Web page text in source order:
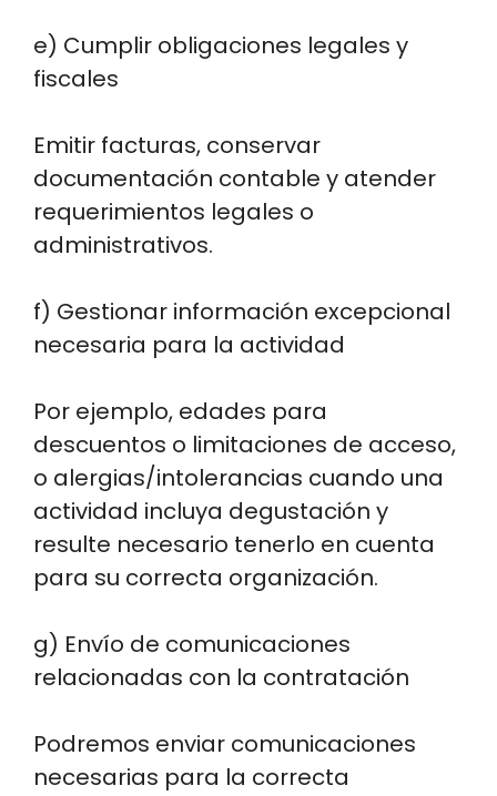
e) Cumplir obligaciones legales y
fiscales
Emitir facturas, conservar
documentación contable y atender
requerimientos legales o
administrativos.
f) Gestionar información excepcional
necesaria para la actividad
Por ejemplo, edades para
descuentos o limitaciones de acceso,
o alergias/intolerancias cuando una
actividad incluya degustación y
resulte necesario tenerlo en cuenta
para su correcta organización.
g) Envío de comunicaciones
relacionadas con la contratación
Podremos enviar comunicaciones
necesarias para la correcta